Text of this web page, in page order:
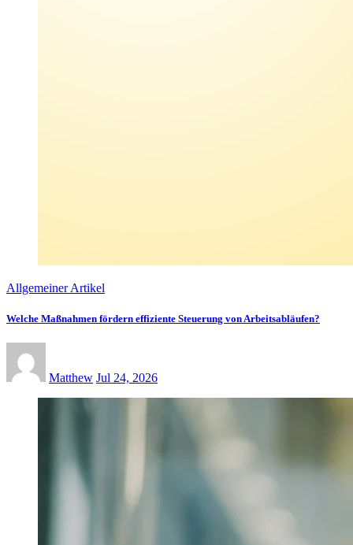
Allgemeiner Artikel
Welche Maßnahmen fördern effiziente Steuerung von Arbeitsabläufen?
Matthew Jul 24, 2026